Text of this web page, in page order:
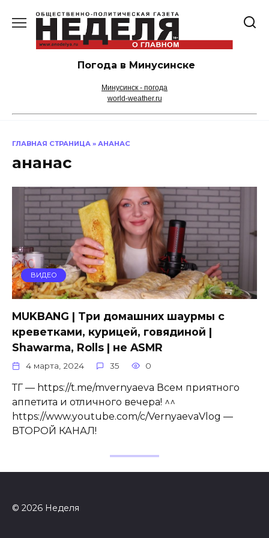
содержанию
Погода в Минусинске
Минусинск - погода
world-weather.ru
ГЛАВНАЯ СТРАНИЦА » АНАНАС
ананас
ВИДЕО
MUKBANG | Три домашних шаурмы с
креветками, курицей, говядиной |
Shawarma, Rolls | не ASMR
4 марта, 2024 35 0
ТГ — https://t.me/mvernyaeva Всем приятного
аппетита и отличного вечера! ^^
https://www.youtube.com/c/VernyaevaVlog —
ВТОРОЙ КАНАЛ!
© 2026 Неделя